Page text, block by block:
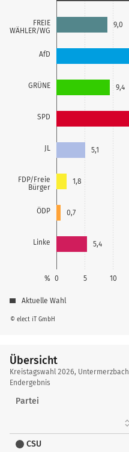
FREIE
WÄHLER/WG
AfD
GRÜNE
SPD
JL
FDP/Freie
Bürger
ÖDP
Linke
0 5 10
%
9,0
9,4
5,1
1,8
0,7
5,4
© elect iT GmbH
Aktuelle Wahl
Übersicht
Übersicht
Kreistagswahl 2026, Untermerzbach
Endergebnis
Partei
CSU